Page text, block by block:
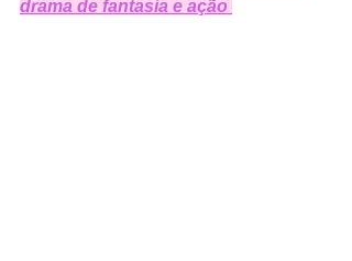
drama de fantasia e ação